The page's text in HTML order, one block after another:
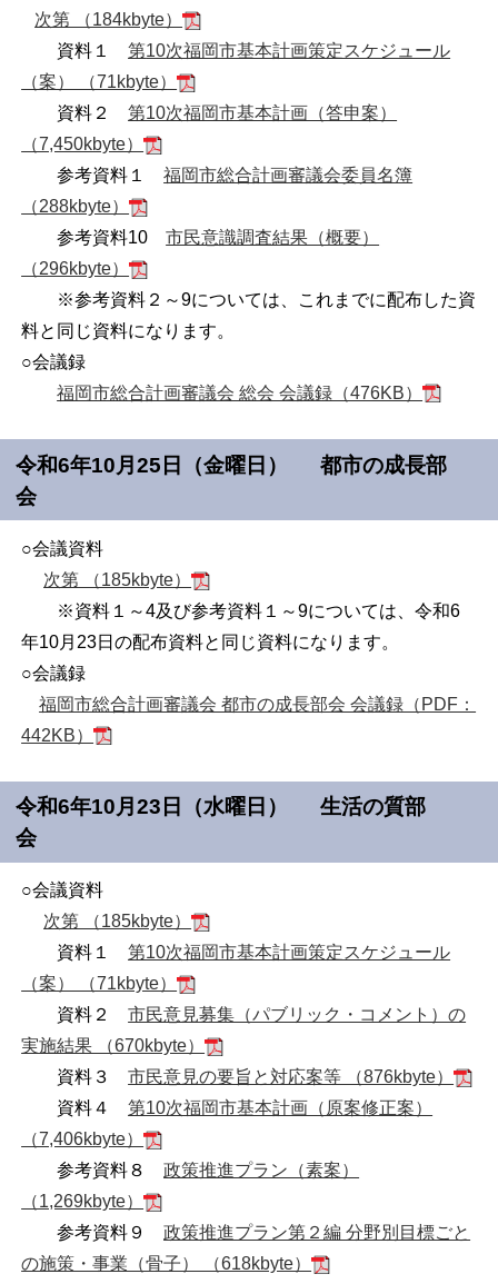
次第 （184kbyte）
資料１第10次福岡市基本計画策定スケジュール
（案） （71kbyte）
資料２第10次福岡市基本計画（答申案）
（7,450kbyte）
参考資料１福岡市総合計画審議会委員名簿
（288kbyte）
参考資料10市民意識調査結果（概要）
（296kbyte）
※参考資料２～9については、これまでに配布した資
料と同じ資料になります。
○会議録
福岡市総合計画審議会 総会 会議録（476KB）
令和6年10月25日（金曜日） 都市の成長部
会
○会議資料
次第 （185kbyte）
※資料１～4及び参考資料１～9については、令和6
年10月23日の配布資料と同じ資料になります。
○会議録
福岡市総合計画審議会 都市の成長部会 会議録（PDF：
442KB）
令和6年10月23日（水曜日） 生活の質部
会
○会議資料
次第 （185kbyte）
資料１第10次福岡市基本計画策定スケジュール
（案） （71kbyte）
資料２市民意見募集（パブリック・コメント）の
実施結果 （670kbyte）
資料３市民意見の要旨と対応案等 （876kbyte）
資料４第10次福岡市基本計画（原案修正案）
（7,406kbyte）
参考資料８政策推進プラン（素案）
（1,269kbyte）
参考資料９政策推進プラン第２編 分野別目標ごと
の施策・事業（骨子） （618kbyte）